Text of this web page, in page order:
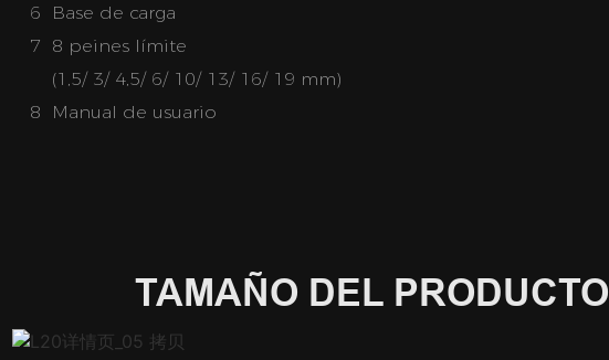
6 Base de carga
7 8 peines límite
(1,5/ 3/ 4,5/ 6/ 10/ 13/ 16/ 19 mm)
8 Manual de usuario
TAMAÑO DEL PRODUCTO